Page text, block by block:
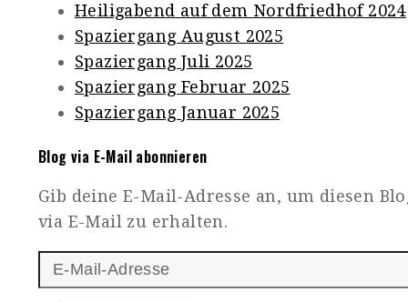
Heiligabend auf dem Nordfriedhof 2024
Spaziergang August 2025
Spaziergang Juli 2025
Spaziergang Februar 2025
Spaziergang Januar 2025
Blog via E-Mail abonnieren
Gib deine E-Mail-Adresse an, um diesen
via E-Mail zu erhalten.
E-
Mail-